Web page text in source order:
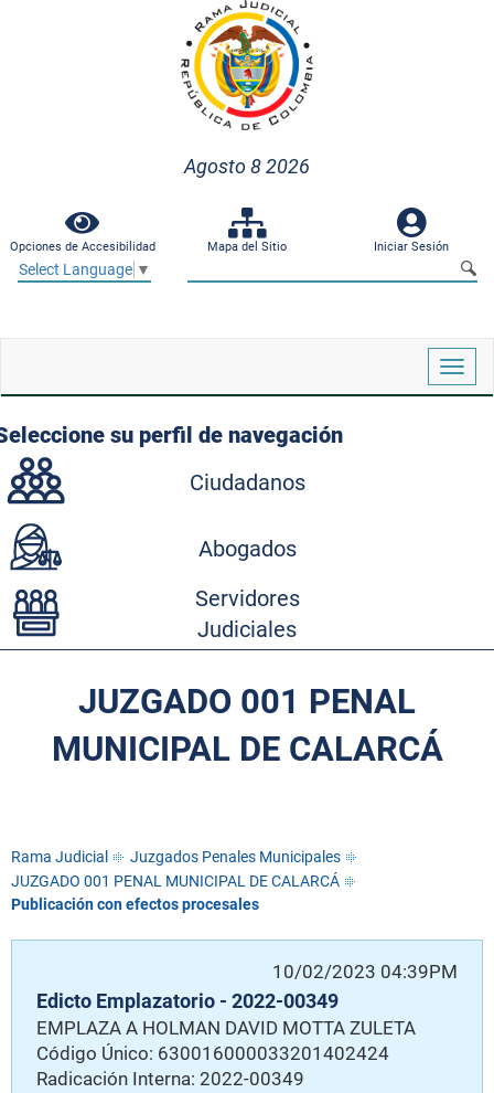
Agosto 8 2026
Opciones de Accesibilidad Mapa del Sitio Iniciar Sesión
Select Language ▼
su perfil de navegación
Ciudadanos
Abogados
Servidores
Judiciales
JUZGADO 001 PENAL
MUNICIPAL DE CALARCÁ
Rama Judicial
Juzgados Penales Municipales
JUZGADO 001 PENAL MUNICIPAL DE CALARCÁ
Publicación con efectos procesales
10/02/2023 04:39PM
Edicto Emplazatorio - 2022-00349
EMPLAZA A HOLMAN DAVID MOTTA ZULETA
Código Único: 630016000033201402424
Radicación Interna: 2022-00349